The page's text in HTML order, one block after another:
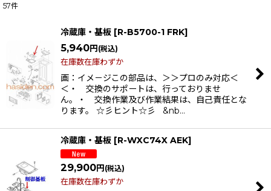
在庫あり
並び順:
絞り込む
57件
冷蔵庫・基板 [R-B5700-1 FRK]
5,940円 (税込)
在庫数在庫わずか
画：イメ－ジこの部品は、＞＞プロのみ対応＜
＜・ 交換のサポートは、行っておりませ
ん。・ 交換作業及び作業結果は、自己責任とな
ります。 ☆彡ヒント☆彡 &nb…
冷蔵庫・基板 [R-WXC74X AEK]
29,900円 (税込)
在庫数在庫わずか